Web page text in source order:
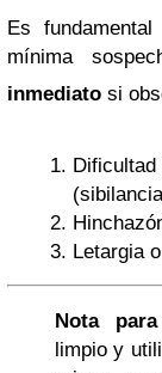
Es
mínima
inmediato si
Letargia
Nota
limpio y